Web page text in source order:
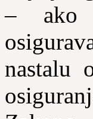
– ako
nastalu